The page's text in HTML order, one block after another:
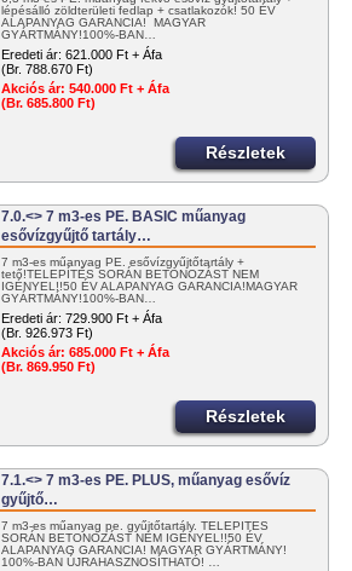
lépésálló zöldterületi fedlap + csatlakozók! 50 ÉV
ALAPANYAG GARANCIA! MAGYAR
GYÁRTMÁNY!100%-BAN…
Eredeti ár: 621.000 Ft + Áfa
(Br. 788.670 Ft)
Akciós ár: 540.000 Ft + Áfa
(Br. 685.800 Ft)
Részletek
7.0.<> 7 m3-es PE. BASIC műanyag
esővízgyűjtő tartály…
7 m3-es műanyag PE. esővízgyűjtőtartály +
tető!TELEPÍTÉS SORÁN BETONOZÁST NEM
IGÉNYEL!!50 ÉV ALAPANYAG GARANCIA!MAGYAR
GYÁRTMÁNY!100%-BAN…
Eredeti ár: 729.900 Ft + Áfa
(Br. 926.973 Ft)
Akciós ár: 685.000 Ft + Áfa
(Br. 869.950 Ft)
Részletek
7.1.<> 7 m3-es PE. PLUS, műanyag esővíz
gyűjtő…
7 m3-es műanyag pe. gyűjtőtartály. TELEPÍTÉS
SORÁN BETONOZÁST NEM IGÉNYEL!!50 ÉV
ALAPANYAG GARANCIA! MAGYAR GYÁRTMÁNY!
100%-BAN ÚJRAHASZNOSÍTHATÓ! …